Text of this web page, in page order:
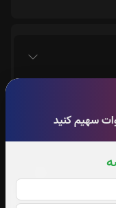
سهیم کنید